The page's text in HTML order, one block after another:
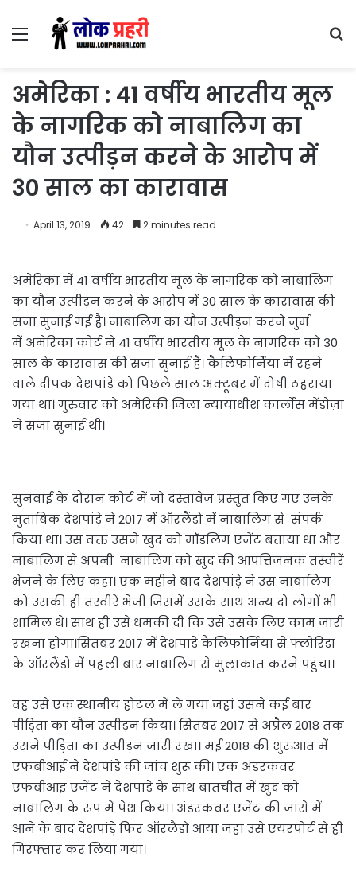
Menu
अमेरिका : 41 वर्षीय भारतीय मूल
के नागरिक को नाबालिग का
यौन उत्पीड़न करने के आरोप में
30 साल का कारावास
April 13, 2019 42 2 minutes read
अमेरिका में 41 वर्षीय भारतीय मूल के नागरिक को नाबालिग
का यौन उत्पीड़न करने के आरोप में 30 साल के कारावास की
सजा सुनाई गई है। नाबालिग का यौन उत्पीड़न करने जुर्म
में अमेरिका कोर्ट ने 41 वर्षीय भारतीय मूल के नागरिक को 30
साल के कारावास की सजा सुनाई है। कैलिफोर्निया में रहने
वाले दीपक देशपांडे को पिछले साल अक्टूबर में दोषी ठहराया
गया था। गुरुवार को अमेरिकी जिला न्यायाधीश कार्लोस मेंडोज़ा
ने सजा सुनाई थी।
सुनवाई के दौरान कोर्ट में जो दस्तावेज प्रस्तुत किए गए उनके
मुताबिक देशपांड़े ने 2017 में ऑरलैंडो में नाबालिग से संपर्क
किया था। उस वक्त उसने खुद को मॉडलिंग एजेंट बताया था और
नाबालिग से अपनी नाबालिग को खुद की आपत्तिजनक तस्वीरें
भेजने के लिए कहा। एक महीने बाद देशपांड़े ने उस नाबालिग
को उसकी ही तस्वीरें भेजी जिसमें उसके साथ अन्य दो लोगों भी
शामिल थे। साथ ही उसे धमकी दी कि उसे उसके लिए काम जारी
रखना होगा।सितंबर 2017 में देशपांडे कैलिफोर्निया से फ्लोरिडा
के ऑरलैंडो में पहली बार नाबालिग से मुलाकात करने पहुंचा।
वह उसे एक स्थानीय होटल में ले गया जहां उसने कई बार
पीड़िता का यौन उत्पीड़न किया। सितंबर 2017 से अप्रैल 2018 तक
उसने पीड़िता का उत्पीड़न जारी रखा। मई 2018 की शुरुआत में
एफबीआई ने देशपांडे की जांच शुरू की। एक अंडरकवर
एफबीआइ एजेंट ने देशपांडे के साथ बातचीत में खुद को
नाबालिग के रूप में पेश किया। अंडरकवर एजेंट की जांसे में
आने के बाद देशपांड़े फिर ऑरलैंडो आया जहां उसे एयरपोर्ट से ही
गिरफ्तार कर लिया गया।